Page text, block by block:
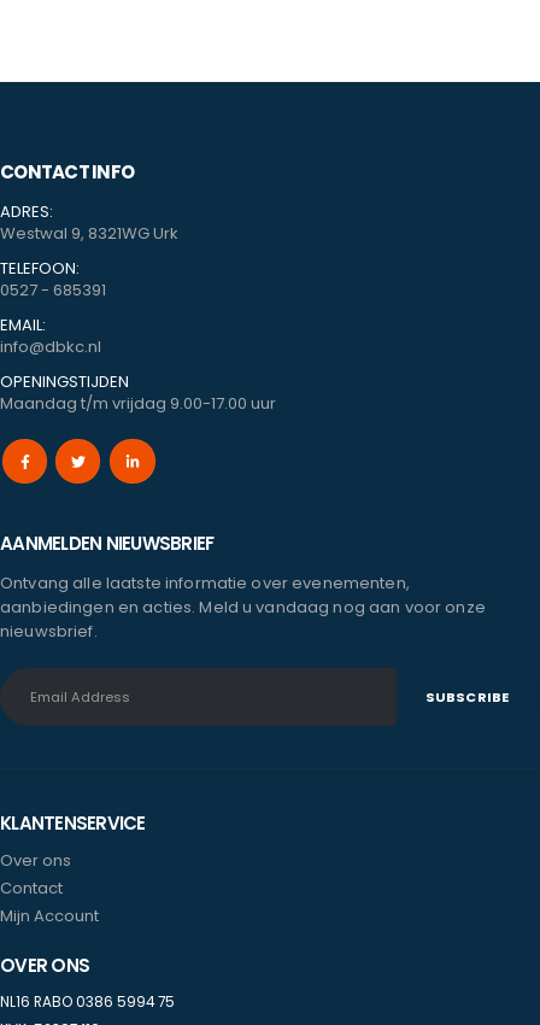
CONTACT INFO
ADRES:
Westwal 9, 8321WG Urk
TELEFOON:
0527 - 685391
EMAIL:
info@dbkc.nl
OPENINGSTIJDEN
Maandag t/m vrijdag 9.00-17.00 uur
AANMELDEN NIEUWSBRIEF
Ontvang alle laatste informatie over evenementen,
aanbiedingen en acties. Meld u vandaag nog aan voor onze
nieuwsbrief.
KLANTENSERVICE
Over ons
Contact
Mijn Account
OVER ONS
NL16 RABO 0386 5994 75